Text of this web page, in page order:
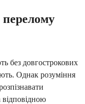
без довгострокових
Однак розуміння
відповідною